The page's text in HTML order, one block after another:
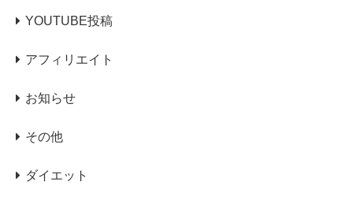
YOUTUBE投稿
アフィリエイト
お知らせ
その他
ダイエット